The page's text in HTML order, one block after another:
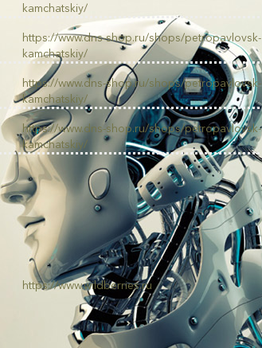
kamchatskiy/
https://www.dns-shop.ru/shops/petropavlovsk-
kamchatskiy/
https://www.dns-shop.ru/shops/petropavlovsk-
kamchatskiy/
https://www.dns-shop.ru/shops/petropavlovsk-
kamchatskiy/
https://www.wildberries.ru